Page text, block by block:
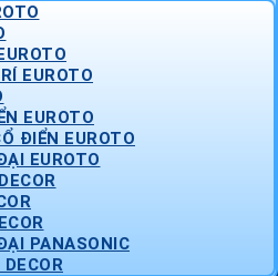
EUROTO
EUROTO
ĐIỂN EUROTO
EUROTO
PANASONIC